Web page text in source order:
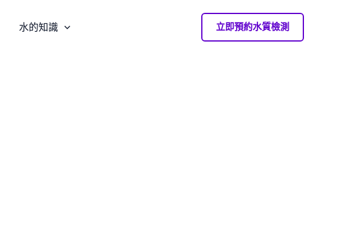
水的知識 立即預約水質檢測